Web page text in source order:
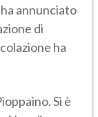
annunciato
di
ha
Si è